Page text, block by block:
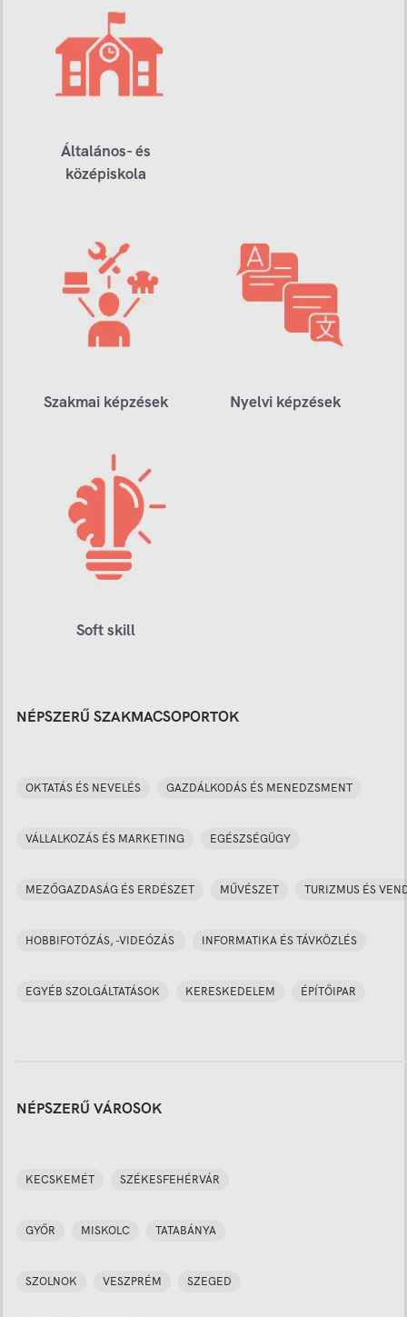
Általános- és
középiskola
Szakmai képzések Nyelvi képzések
Soft skill
NÉPSZERŰ SZAKMACSOPORTOK
OKTATÁS ÉS NEVELÉS GAZDÁLKODÁS ÉS MENEDZSMENT
VÁLLALKOZÁS ÉS MARKETING EGÉSZSÉGÜGY
MEZŐGAZDASÁG ÉS ERDÉSZET MŰVÉSZET TURIZMUS ÉS
HOBBIFOTÓZÁS, -VIDEÓZÁS INFORMATIKA ÉS TÁVKÖZLÉS
EGYÉB SZOLGÁLTATÁSOK KERESKEDELEM ÉPÍTŐIPAR
NÉPSZERŰ VÁROSOK
KECSKEMÉT SZÉKESFEHÉRVÁR
GYŐR MISKOLC TATABÁNYA
SZOLNOK VESZPRÉM SZEGED